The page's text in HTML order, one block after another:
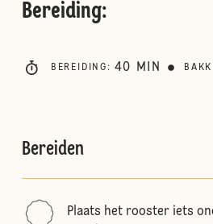
Bereiding:
BEREIDING : 40 MIN
Bereiden
Plaats het rooster iets